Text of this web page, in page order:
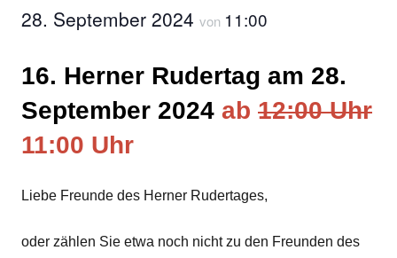
28. September 2024 von 11:00
16. Herner Rudertag am 28.
September 2024 ab 12:00 Uhr
11:00 Uhr
Liebe Freunde des Herner Rudertages,
oder zählen Sie etwa noch nicht zu den Freunden des